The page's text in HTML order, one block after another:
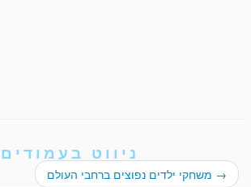
ניווט בעמודים
→ משחקי ילדים נפוצים ברחבי העולם